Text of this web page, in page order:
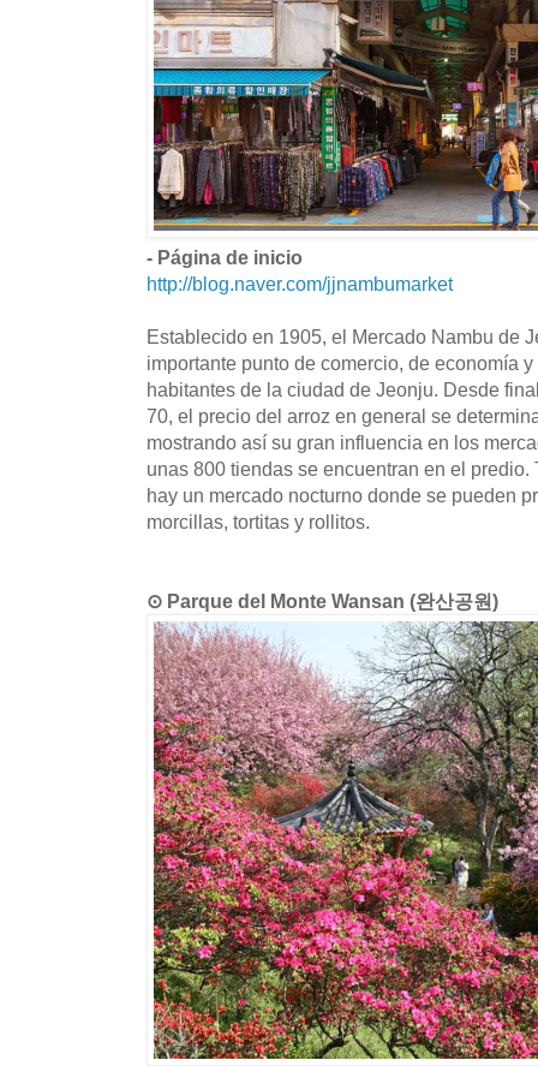
- Página de inicio
http://blog.naver.com/jjnambumarket
Establecido en 1905, el Mercado Nambu de
importante punto de comercio, de economía
habitantes de la ciudad de Jeonju. Desde
70, el precio del arroz en general se
mostrando así su gran influencia en los
unas 800 tiendas se encuentran en el
hay un mercado nocturno donde se pueden
morcillas, tortitas y rollitos.
⊙ Parque del Monte Wansan (완산공원)